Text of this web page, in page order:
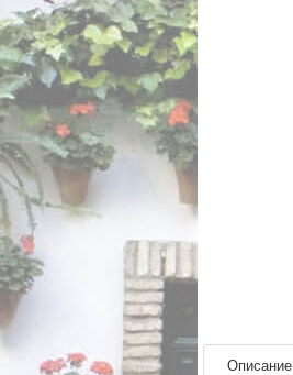
Описание